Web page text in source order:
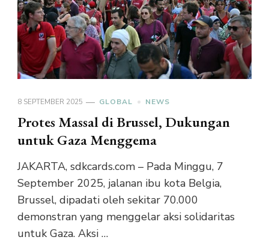
8 SEPTEMBER 2025 GLOBAL NEWS
Protes Massal di Brussel, Dukungan
untuk Gaza Menggema
JAKARTA, sdkcards.com – Pada Minggu, 7
September 2025, jalanan ibu kota Belgia,
Brussel, dipadati oleh sekitar 70.000
demonstran yang menggelar aksi solidaritas
untuk Gaza. Aksi …